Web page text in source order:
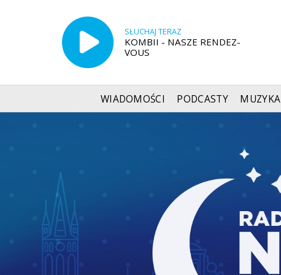
SŁUCHAJ TERAZ
KOMBII - NASZE RENDEZ-
VOUS
WIADOMOŚCI PODCASTY MUZYKA